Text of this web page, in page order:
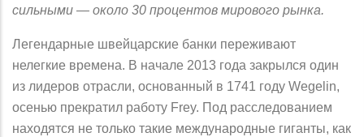
сильными — около 30 процентов мирового рынка.
Легендарные швейцарские банки переживают
нелегкие времена. В начале 2013 года закрылся один
из лидеров отрасли, основанный в 1741 году Wegelin,
осенью прекратил работу Frey. Под расследованием
находятся не только такие международные гиганты, как